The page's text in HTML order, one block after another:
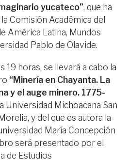
yucateco”, que ha
Comisión Académica del
América Latina, Mundos
Pablo de Olavide.
19 horas, se llevará a cabo la
“Minería en Chayanta. La
y el auge minero. 1775-
Universidad Michoacana San
y del que es autora la
María Concepción
será presentado por el
de Estudios